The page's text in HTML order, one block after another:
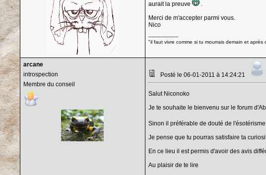
aurait la preuve
.
Merci de m'accepter parmi vous.
Nico
--------------------
"il faut vivre comme si tu mourrais demain et
arcane
introspection
Membre du conseil
Posté le 06-01-2011 à 14:24:21
Salut Niconoko
Je te souhaite le bienvenu sur le forum
Sinon il préférable de douté de
Je pense que tu pourras satisfaire ta
En ce lieu il est permis d'avoir des avis
Au plaisir de te lire